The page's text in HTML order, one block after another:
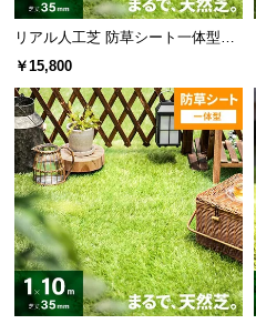
リアル人工芝 防草シート一体型タ
イプ 芝丈35mm 2×5m（自然な見
た目追求・U字ピン付）
￥15,800